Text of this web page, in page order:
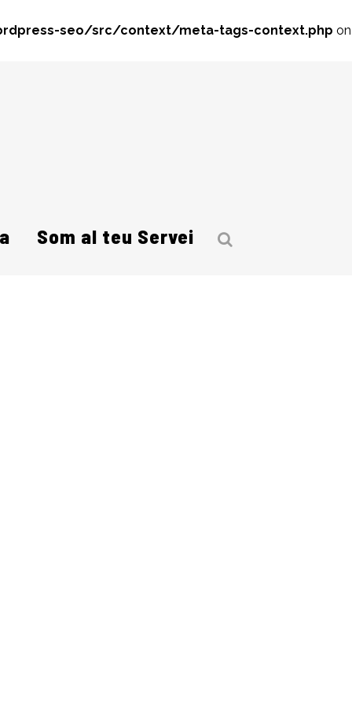
seo/src/context/meta-tags-context.php on
Som al teu Servei